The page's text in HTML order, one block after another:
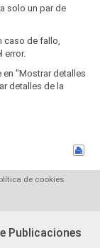
solo un par de
caso de fallo,
error.
en "Mostrar detalles
detalles de la
de cookies
Publicaciones